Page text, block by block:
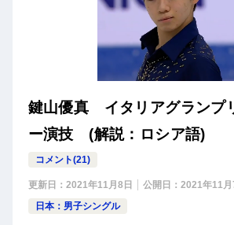
鍵山優真 イタリアグラン
ー演技 (解説：ロシア語)
コメント(21)
更新日： 2021年11月8日 公開日： 2021年11月
日本：男子シングル